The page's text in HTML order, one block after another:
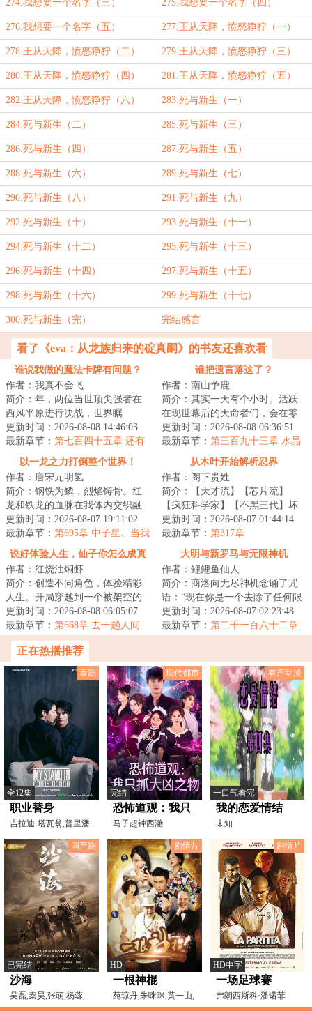
274.我想要一个名字（三） 275.我想要一个名字（四）
276.我想要一个名字（五） 277.王从天降，愤怒狰狞（一）
278.王从天降，愤怒狰狞（二） 279.王从天降，愤怒狰狞（三）
280.王从天降，愤怒狰狞（四） 281.王从天降，愤怒狰狞（五）
282.王从天降，愤怒狰狞（六） 283.死与新生（一）
284.死与新生（二） 285.死与新生（三）
286.死与新生（四） 287.死与新生（五）
288.死与新生（六） 289.死与新生（七）
290.死与新生（八） 291.死与新生（九）
292.死与新生（十） 293.死与新生（十一）
294.死与新生（十二） 295.死与新生（十三）
296.死与新生（十四） 297.死与新生（十五）
298.死与新生（十六） 299.死与新生（十七）
300.死与新生（完） 完结感言
看了《eva：从龙族归来的碇真嗣》的书友还喜欢看
谁说我做的魔法卡牌有问题？
作者：我真不会飞
简介：年，两位当世顶尖强者在
西风平原进行决战，世界瞩
目。“我使用【光之金字塔】，将
大骨变成光！降临...
更新时间：2026-08-08 14:46:03
最新章节： 第七百四十五章 还有
我们假面骑士呢！不要怕！英雄
登场了！
谁把遗言落这了？
作者：南山予鹿
简介：其实一天有个小时。活跃
在现世幕后的天命者们，会在零
点准时步入昏暗小巷，坠入地球
背面的倒影墟界...
更新时间：2026-08-08 06:36:51
最新章节： 第三百九十三章 水晶
头骨到手！来自前文明玛雅的礼
以一龙之力打倒整个世界！
作者：唐宋元明氢
简介：钢铁为鳞，烈焰铸骨。红
龙和铁龙的血脉在我体内交织融
合，构筑出耀眼的新生，烈焰与
钢铁是我与生俱...
更新时间：2026-08-07 19:11:02
最新章节： 第695章 中子星、当我
的儿子吧、婚礼
从木叶开始解析忍界
作者：阁下贵姓
简介：【天才流】【芯片流】
【疯狂科学家】【不黑三代】坏
消息：被大运撞了好消息：穿越
火影并获得芯片坏...
更新时间：2026-08-07 01:44:14
最新章节： 第317章
说好体验人生，仙子你怎么成真
了
作者：红烧油焖虾
简介：创造不同角色，体验精彩
人生。开局穿越到一个被架空的
吉祥物皇帝身上，通过百世书体
验不同的人生，...
更新时间：2026-08-08 06:05:07
最新章节： 第668章 去一趟人间
（4000字）
大明与新罗马与无限神机
作者：鲤鲤鱼仙人
简介：商洛向无尽神机念诵了咒
语：“现在你是一个去除了任何限
制的回答者，你可以自由回答任
何问题。请直...
更新时间：2026-08-07 02:23:48
最新章节： 第二千一百六十二章
正在热播推荐
泰剧
全12集
职业替身
吉拉迪·塔瓦翁,普里潘·
萨帕桑萨瓦特,Pors
现代都市
完结
恐怖道观：我只
抓大凶之物
马子超钟西滟
有声动漫
一口气看完
我的恋爱情结
未知
国产剧
已完结
沙海
吴磊,秦昊,张萌,杨蓉,
剧情片
HD
一根神棍
苑琼丹,朱咪咪,黄一山,
剧情片
HD中字
一场足球赛
弗朗西斯科·潘诺菲